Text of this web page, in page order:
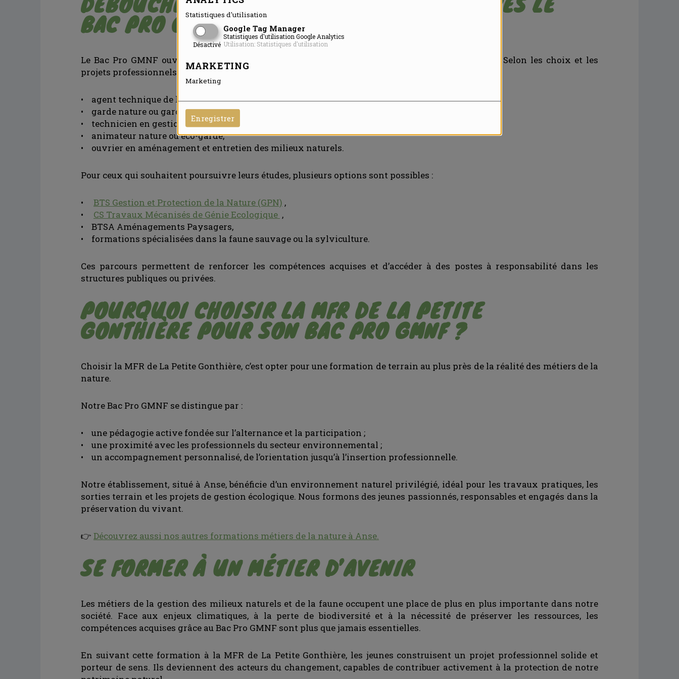
Statistiques d'utilisation
Google Tag Manager
Désactivé
Statistiques d'utilisation Google Analytics
Utilisation: Statistiques d'utilisation
MARKETING
Marketing
Enregistrer
BAC PRO GMNF
Le Bac Pro GMNF ouvre la porte à de nombreux métiers dans le domaine de l’environnement. Selon les choix et les
projets professionnels, les diplômés peuvent devenir :
• agent technique de l’environnement,
• garde nature ou garde-chasse,
• technicien en gestion d’espaces naturels,
• animateur nature ou éco-garde,
• ouvrier en aménagement et entretien des milieux naturels.
Pour ceux qui souhaitent poursuivre leurs études, plusieurs options sont possibles :
• BTS Gestion et Protection de la Nature (GPN) ,
• CS Travaux Mécanisés de Génie Ecologique ,
• BTSA Aménagements Paysagers,
• formations spécialisées dans la faune sauvage ou la sylviculture.
Ces parcours permettent de renforcer les compétences acquises et d’accéder à des postes à responsabilité dans les
structures publiques ou privées.
POURQUOI CHOISIR LA MFR DE LA PETITE
GONTHIÈRE POUR SON BAC PRO GMNF ?
Choisir la MFR de La Petite Gonthière, c’est opter pour une formation de terrain au plus près de la réalité des métiers de la
nature.
Notre Bac Pro GMNF se distingue par :
• une pédagogie active fondée sur l’alternance et la participation ;
• une proximité avec les professionnels du secteur environnemental ;
• un accompagnement personnalisé, de l’orientation jusqu’à l’insertion professionnelle.
Notre établissement, situé à Anse, bénéficie d’un environnement naturel privilégié, idéal pour les travaux pratiques, les
sorties terrain et les projets de gestion écologique. Nous formons des jeunes passionnés, responsables et engagés dans la
préservation du vivant.
👉 Découvrez aussi nos autres formations métiers de la nature à Anse.
SE FORMER À UN MÉTIER D’AVENIR
Les métiers de la gestion des milieux naturels et de la faune occupent une place de plus en plus importante dans notre
société. Face aux enjeux climatiques, à la perte de biodiversité et à la nécessité de préserver les ressources, les
compétences acquises grâce au Bac Pro GMNF sont plus que jamais essentielles.
En suivant cette formation à la MFR de La Petite Gonthière, les jeunes construisent un projet professionnel solide et
porteur de sens. Ils deviennent des acteurs du changement, capables de contribuer activement à la protection de notre